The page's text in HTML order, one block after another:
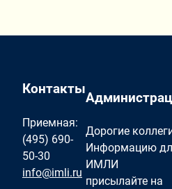
Контакты
Приемная:
(495) 690-
50-30
info@imli.ru
Дорогие
Информацию
ИМЛИ
присылайте на